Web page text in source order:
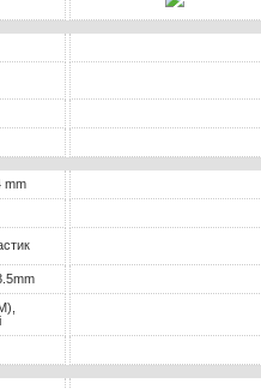
mm